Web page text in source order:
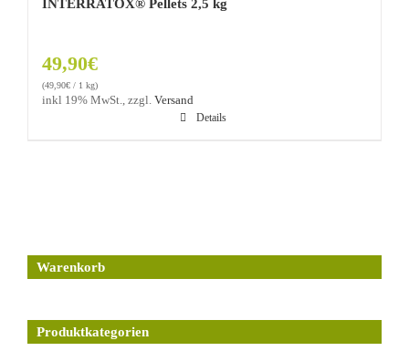
INTERRATOX® Pellets 2,5 kg
49,90€
(49,90€ / 1 kg)
inkl 19% MwSt., zzgl. Versand
Details
Warenkorb
Produktkategorien